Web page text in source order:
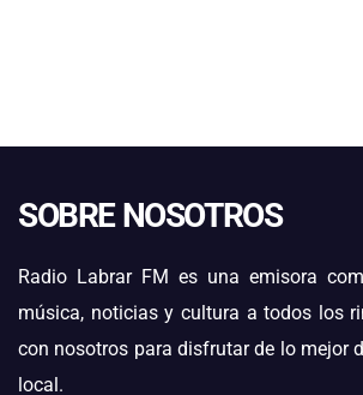
SOBRE NOSOTROS
Radio Labrar FM es una emisora
música, noticias y cultura a todos los
con nosotros para disfrutar de lo mejor
local.